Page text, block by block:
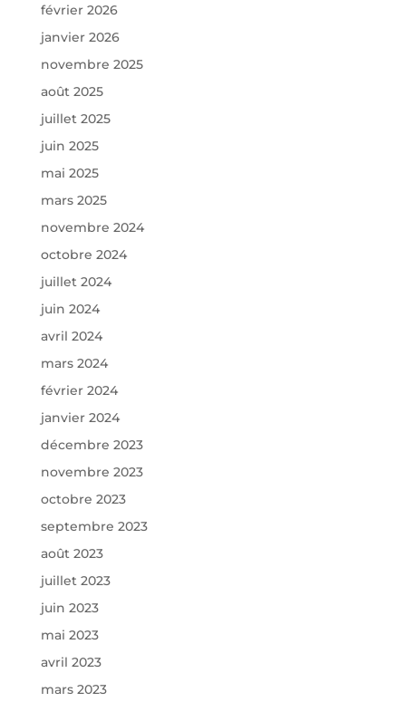
février 2026
janvier 2026
novembre 2025
août 2025
juillet 2025
juin 2025
mai 2025
mars 2025
novembre 2024
octobre 2024
juillet 2024
juin 2024
avril 2024
mars 2024
février 2024
janvier 2024
décembre 2023
novembre 2023
octobre 2023
septembre 2023
août 2023
juillet 2023
juin 2023
mai 2023
avril 2023
mars 2023